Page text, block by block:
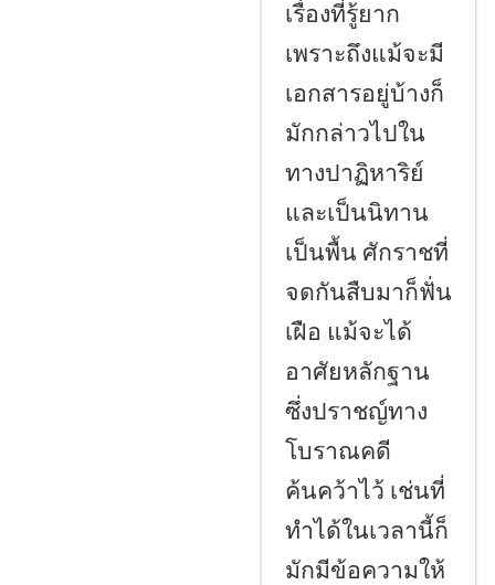
เรื่องที่รู้ยาก
เพราะถึงแม้จะมี
เอกสารอยู่บ้างก็
มักกล่าวไปใน
ทางปาฏิหาริย์
และเป็นนิทาน
เป็นพื้น ศักราชที่
จดกันสืบมาก็ฟั่น
เฝือ แม้จะได้
อาศัยหลักฐาน
ซึ่งปราชญ์ทาง
โบราณคดี
ค้นคว้าไว้ เช่นที่
ทำได้ในเวลานี้ก็
มักมีข้อความให้